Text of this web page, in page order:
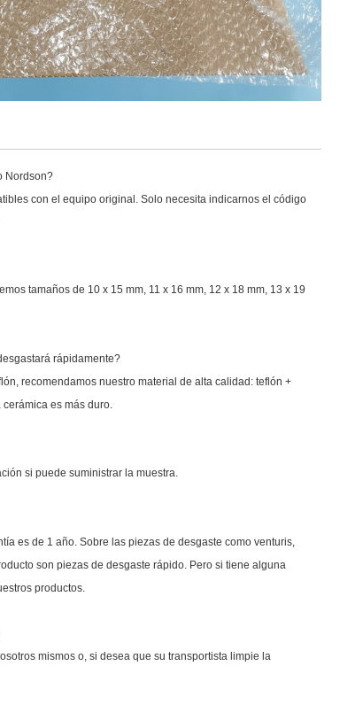
Nordson?
con el equipo original. Solo necesita indicarnos el código
tamaños de 10 x 15 mm, 11 x 16 mm, 12 x 18 mm, 13 x 19
rápidamente?
recomendamos nuestro material de alta calidad: teflón +
es más duro.
si puede suministrar la muestra.
es de 1 año. Sobre las piezas de desgaste como venturis,
son piezas de desgaste rápido. Pero si tiene alguna
productos.
mismos o, si desea que su transportista limpie la